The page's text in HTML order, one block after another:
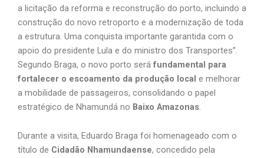
a licitação da reforma e reconstrução do porto, incluindo a
construção do novo retroporto e a modernização de toda
a estrutura. Uma conquista importante garantida com o
apoio do presidente Lula e do ministro dos Transportes”.
Segundo Braga, o novo porto será fundamental para
fortalecer o escoamento da produção local e melhorar
a mobilidade de passageiros, consolidando o papel
estratégico de Nhamundá no Baixo Amazonas.
Durante a visita, Eduardo Braga foi homenageado com o
título de Cidadão Nhamundaense, concedido pela